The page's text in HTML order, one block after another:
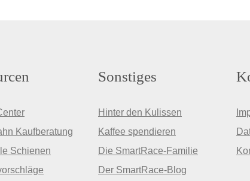
Kaufberatung
Schienen
Sonstiges
Hinter den Kulissen
Kaffee spendieren
Die SmartRace-Familie
Der SmartRace-Blog